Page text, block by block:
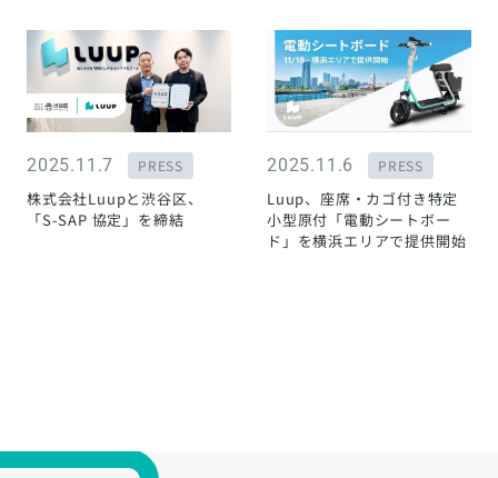
2025.11.7 PRESS
株式会社Luupと渋谷区、
「S-SAP 協定」を締結
2025.11.6 PRESS
Luup、座席・カゴ付き特定
小型原付「電動シートボー
ド」を横浜エリアで提供開始